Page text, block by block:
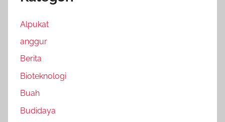
Alpukat
anggur
Berita
Bioteknologi
Buah
Budidaya